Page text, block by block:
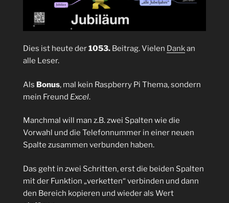
Dies ist heute der1053. Beitrag. Vielen Dankan
alle Leser.
Als Bonus, mal kein Raspberry Pi Thema, sondern
mein Freund Excel.
Manchmal will man z.B. zwei Spalten wie die
Vorwahl und die Telefonnummer in einer neuen
Spalte zusammen verbunden haben.
Das geht in zwei Schritten, erst die beiden Spalten
mit der Funktion „verketten“ verbinden und dann
den Bereich kopieren und wieder als Wert